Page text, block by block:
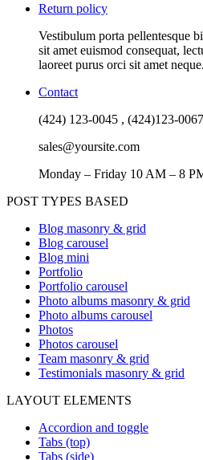
Return policy
Vestibulum porta pellentesque
sit amet euismod consequat,
laoreet purus orci sit amet neque.
Contact
(424) 123-0045 , (424)123-0067
sales@yoursite.com
Monday – Friday 10 AM – 8
POST TYPES BASED
Blog masonry & grid
Blog carousel
Blog mini
Portfolio
Portfolio carousel
Photo albums masonry & grid
Photo albums carousel
Photos
Photos carousel
Team masonry & grid
Testimonials masonry & grid
LAYOUT ELEMENTS
Accordion and toggle
Tabs (top)
Tabs (side)